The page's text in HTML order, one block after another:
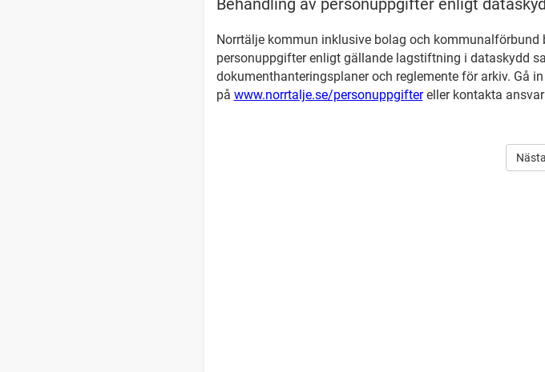
Behandling av personuppgifter enligt
Norrtälje kommun inklusive bolag och kommunalförbund
personuppgifter enligt gällande lagstiftning i dataskydd
dokumenthanteringsplaner och reglemente för arkiv. Gå in
på www.norrtalje.se/personuppgiftereller kontakta
Nästa